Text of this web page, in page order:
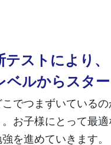
テストにより、
ベルからスター
でつまずいている
お子様にとって最適
を進めていきます。